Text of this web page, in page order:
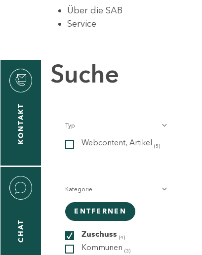
Über die SAB
Service
KONTAKT
CHAT
Suche
Typ
Webcontent, Artikel (5)
Kategorie
ENTFERNEN
Zuschuss (4)
Kommunen (3)